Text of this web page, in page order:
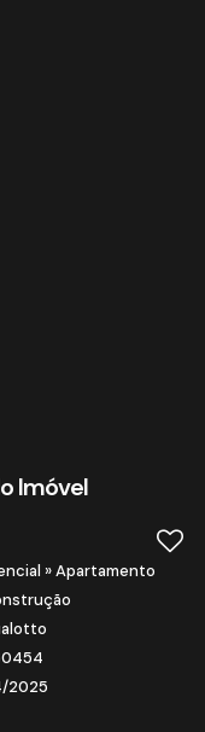
Imóvel
»Apartamento
2025